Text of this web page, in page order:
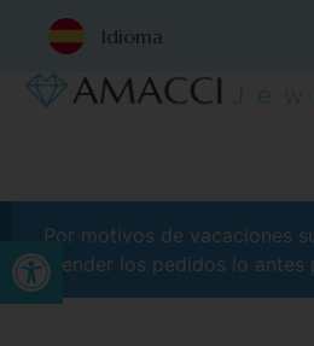
Abrir barra de herramientas
Idioma
Por motivos de vacaciones
atender los pedidos lo